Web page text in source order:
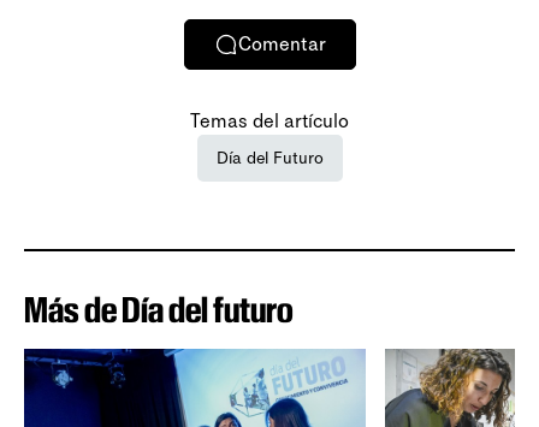
Comentar
Temas del artículo
Día del Futuro
Más de Día del futuro